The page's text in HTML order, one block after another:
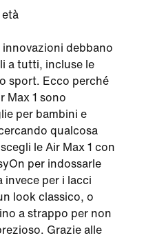
età
innovazioni debbano
a tutti, incluse le
sport. Ecco perché
Max 1 sono
per bambini e
qualcosa
le Air Max 1 con
per indossarle
invece per i lacci
look classico, o
a strappo per non
Grazie alle